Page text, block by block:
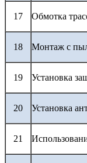
17 Обмотка
18 Монтаж с
19 Установка
20 Установка
21